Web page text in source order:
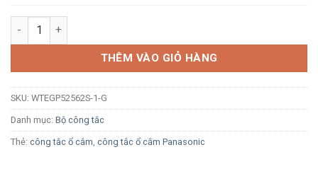
Công tắc đôi Panasonic Gen-X WTEGP52562S-1-G có đèn
THÊM VÀO GIỎ HÀNG
SKU: WTEGP52562S-1-G
Danh mục: Bộ công tắc
Thẻ: công tắc ổ cắm công tắc ổ cắm Panasonic